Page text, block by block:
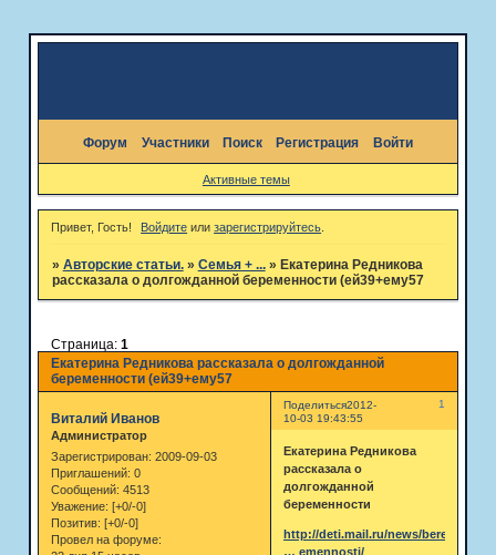
Форум Участники Поиск Регистрация Войти
Активные темы
Привет, Гость! Войдите илизарегистрируйтесь
» Авторские статьи. » Семья + ... » Екатерина Редникова
рассказала о долгожданной беременности (ей39+ему57
Екатерина Редникова рассказала о долгожданной
беременности (ей39+ему57
Страница: 1
Поделиться 1
2012-
10-03 19:43:55
Виталий Иванов
Администратор
Зарегистрирован: 2009-09-03
Приглашений: 0
Сообщений: 4513
Уважение: [+0/-0]
Позитив: [+0/-0]
Провел на форуме:
Екатерина Редникова
рассказала о
долгожданной
беременности
http://deti.mail.ru/news/
… emennosti/